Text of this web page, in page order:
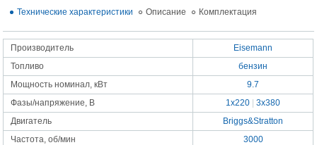
Технические характеристики Описание Комплектация
Производитель
Eisemann
Топливо
бензин
Мощность номинал, кВт
9.7
Фазы/напряжение, В
1x220 |3x380
Двигатель
Briggs&Stratton
Частота, об/мин
3000